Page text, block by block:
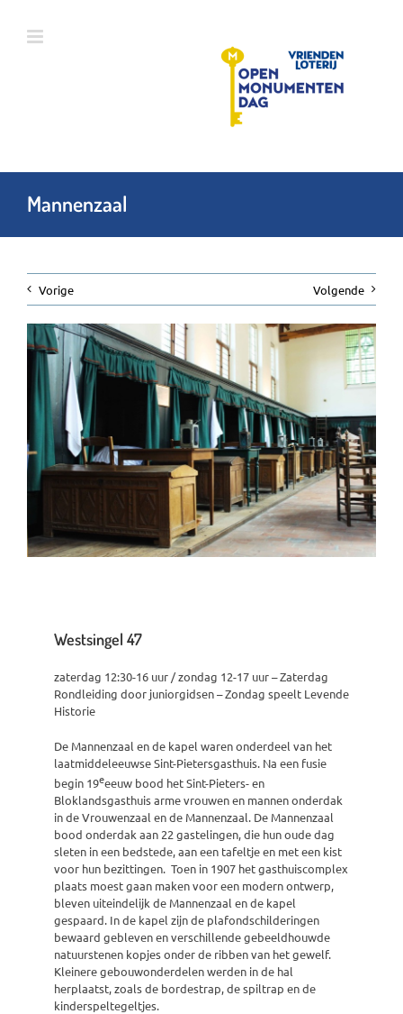
inhoud
Mannenzaal
Vorige Volgende
Westsingel 47
zaterdag 12:30-16 uur / zondag 12-17 uur – Zaterdag
Rondleiding door juniorgidsen – Zondag speelt Levende
Historie
De Mannenzaal en de kapel waren onderdeel van het
laatmiddeleeuwse Sint-Pietersgasthuis. Na een fusie
begin 19eeeuw bood het Sint-Pieters- en
Bloklandsgasthuis arme vrouwen en mannen onderdak
in de Vrouwenzaal en de Mannenzaal. De Mannenzaal
bood onderdak aan 22 gastelingen, die hun oude dag
sleten in een bedstede, aan een tafeltje en met een kist
voor hun bezittingen. Toen in 1907 het gasthuiscomplex
plaats moest gaan maken voor een modern ontwerp,
bleven uiteindelijk de Mannenzaal en de kapel
gespaard. In de kapel zijn de plafondschilderingen
bewaard gebleven en verschillende gebeeldhouwde
natuurstenen kopjes onder de ribben van het gewelf.
Kleinere gebouwonderdelen werden in de hal
herplaatst, zoals de bordestrap, de spiltrap en de
kinderspeltegeltjes.